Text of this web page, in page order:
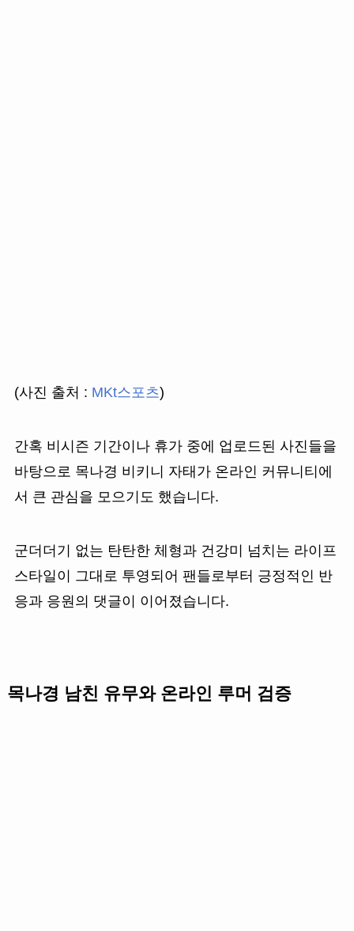
(사진 출처 : MKt스포츠)
간혹 비시즌 기간이나 휴가 중에 업로드된 사진들을
바탕으로 목나경 비키니 자태가 온라인 커뮤니티에
서 큰 관심을 모으기도 했습니다.
군더더기 없는 탄탄한 체형과 건강미 넘치는 라이프
스타일이 그대로 투영되어 팬들로부터 긍정적인 반
응과 응원의 댓글이 이어졌습니다.
목나경 남친 유무와 온라인 루머 검증